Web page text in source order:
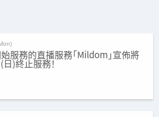
服務的直播服務「Mildom」宣佈將
)終止服務！